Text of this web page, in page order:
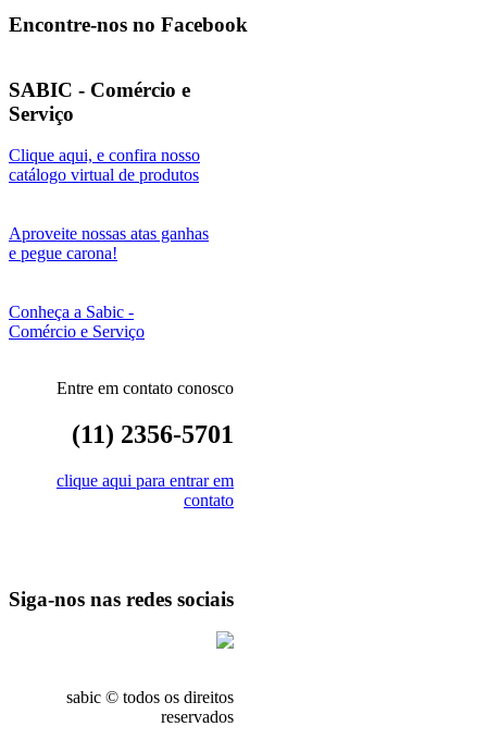
Encontre-nos no Facebook
SABIC - Comércio e
Serviço
Clique aqui, e confira nosso
catálogo virtual de produtos
Aproveite nossas atas ganhas
e pegue carona!
Conheça a Sabic -
Comércio e Serviço
Entre em contato conosco
(11) 2356-5701
clique aqui para entrar em
contato
Siga-nos nas redes sociais
sabic © todos os direitos
reservados